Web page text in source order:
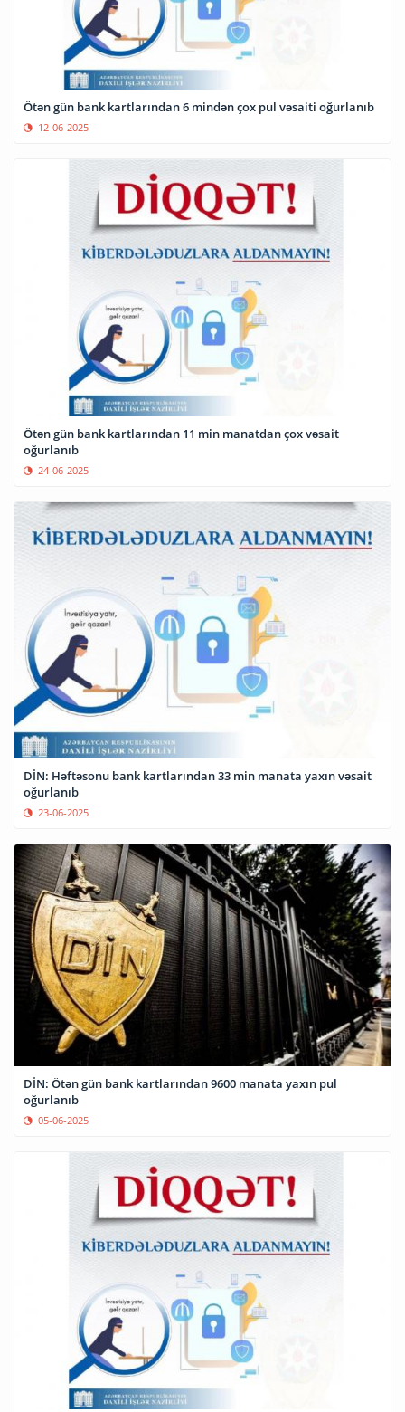
Ötən gün bank kartlarından 6 mindən çox pul vəsaiti oğurlanıb
12-06-2025
Ötən gün bank kartlarından 11 min manatdan çox vəsait
oğurlanıb
24-06-2025
DİN: Həftəsonu bank kartlarından 33 min manata yaxın vəsait
oğurlanıb
23-06-2025
DİN: Ötən gün bank kartlarından 9600 manata yaxın pul
oğurlanıb
05-06-2025